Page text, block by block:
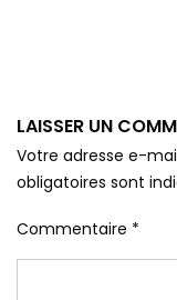
LAISSER UN
Votre adresse e-
obligatoires sont
Commentaire *